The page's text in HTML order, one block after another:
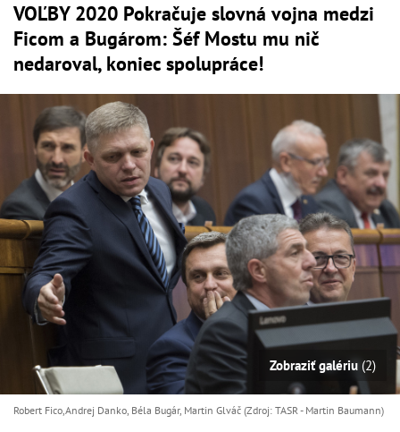
VOĽBY 2020 Pokračuje slovná vojna medzi
Ficom a Bugárom: Šéf Mostu mu nič
nedaroval, koniec spolupráce!
Zobraziť galériu (2)
Robert Fico,Andrej Danko, Béla Bugár, Martin Glváč (Zdroj: TASR - Martin Baumann)